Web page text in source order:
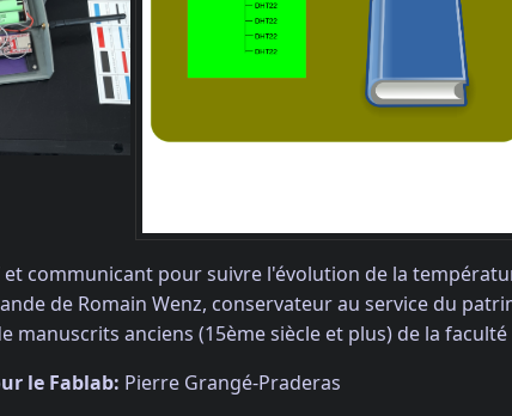
et communicant pour suivre l'évolution de la
de Romain Wenz, conservateur au service du
manuscrits anciens (15ème siècle et plus) de la
le Fablab: Pierre Grangé-Praderas